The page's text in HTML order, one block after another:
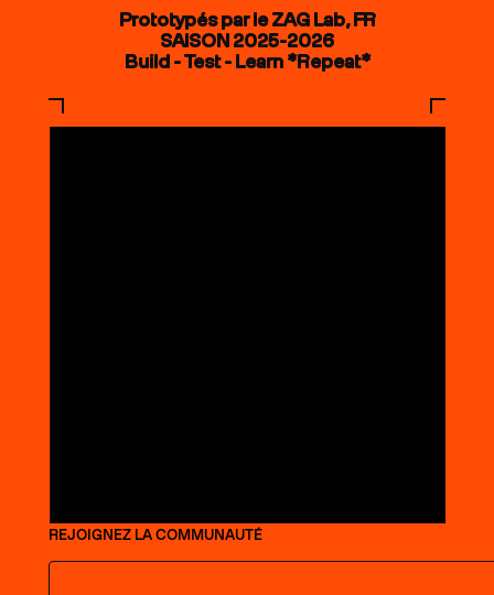
Prototypés par le ZAG Lab, FR
SAISON 2025-2026
Build - Test - Learn *Repeat*
REJOIGNEZ LA COMMUNAUTÉ